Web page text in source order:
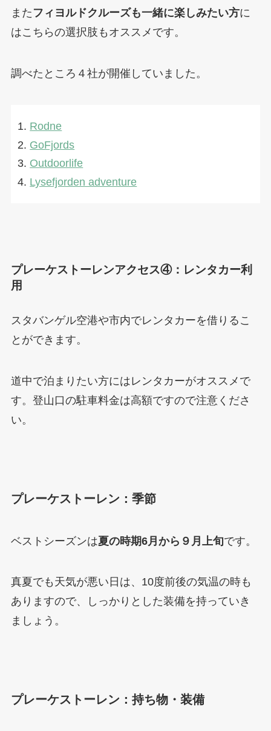
また フィヨルドクルーズも一緒に楽しみたい方に
はこちらの選択肢もオススメです。
調べたところ４社が開催していました。
Rodne
GoFjords
Outdoorlife
Lysefjorden adventure
プレーケストーレンアクセス④：レンタカー利
用
スタバンゲル空港や市内でレンタカーを借りるこ
とができます。
道中で泊まりたい方にはレンタカーがオススメで
す。登山口の駐車料金は高額ですので注意くださ
い。
プレーケストーレン：季節
ベストシーズンは夏の時期6月から９月上旬です。
真夏でも天気が悪い日は、10度前後の気温の時も
ありますので、しっかりとした装備を持っていき
ましょう。
プレーケストーレン：持ち物・装備